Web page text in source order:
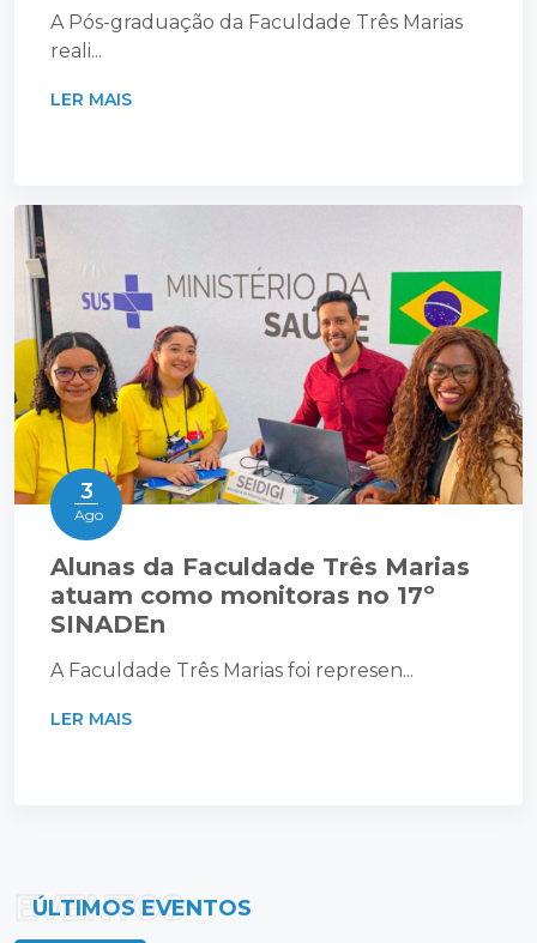
A Pós-graduação da Faculdade Três Marias
reali...
LER MAIS
3
Ago
Alunas da Faculdade Três Marias
atuam como monitoras no 17º
SINADEn
A Faculdade Três Marias foi represen...
LER MAIS
ÚLTIMOS EVENTOS
EVENTOS